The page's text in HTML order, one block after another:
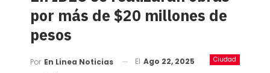
por más de $20 millones de
pesos
Ciudad
Por En Linea Noticias El Ago 22, 2025